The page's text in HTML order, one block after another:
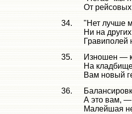
От
34.
"Нет лучше
Ни на
Гравиполей
35.
Изношен —
На
Вам новый
36.
А это вам,
Малейшая